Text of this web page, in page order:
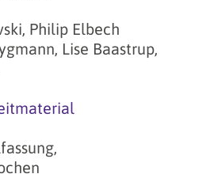
Philip Elbech
Lise Baastrup,